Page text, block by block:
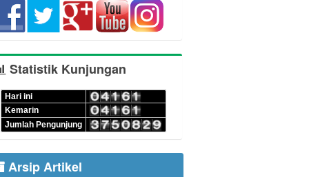
Statistik Kunjungan
Hari ini
Kemarin
Jumlah Pengunjung
Arsip Artikel